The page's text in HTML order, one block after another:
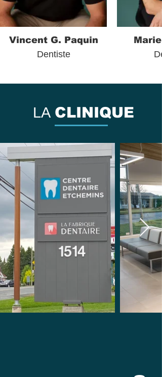
Vincent G. Paquin
Dentiste
LA CLINIQUE